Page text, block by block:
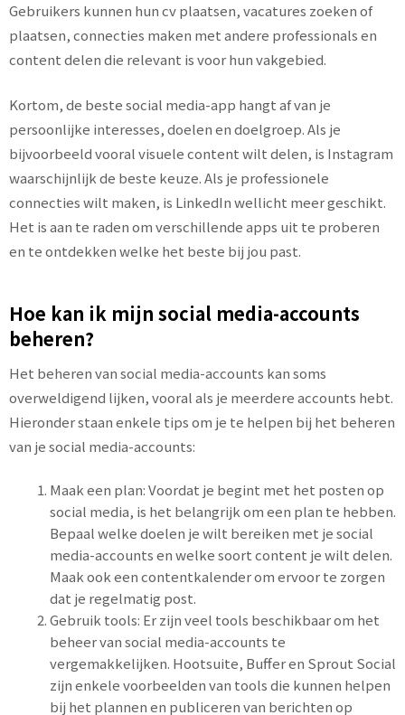
Gebruikers kunnen hun cv plaatsen, vacatures zoeken of
plaatsen, connecties maken met andere professionals en
content delen die relevant is voor hun vakgebied.
Kortom, de beste social media-app hangt af van je
persoonlijke interesses, doelen en doelgroep. Als je
bijvoorbeeld vooral visuele content wilt delen, is Instagram
waarschijnlijk de beste keuze. Als je professionele
connecties wilt maken, is LinkedIn wellicht meer geschikt.
Het is aan te raden om verschillende apps uit te proberen
en te ontdekken welke het beste bij jou past.
Hoe kan ik mijn social media-accounts
beheren?
Het beheren van social media-accounts kan soms
overweldigend lijken, vooral als je meerdere accounts hebt.
Hieronder staan enkele tips om je te helpen bij het beheren
van je social media-accounts:
Maak een plan: Voordat je begint met het posten op
social media, is het belangrijk om een plan te hebben.
Bepaal welke doelen je wilt bereiken met je social
media-accounts en welke soort content je wilt delen.
Maak ook een contentkalender om ervoor te zorgen
dat je regelmatig post.
Gebruik tools: Er zijn veel tools beschikbaar om het
beheer van social media-accounts te
vergemakkelijken. Hootsuite, Buffer en Sprout Social
zijn enkele voorbeelden van tools die kunnen helpen
bij het plannen en publiceren van berichten op